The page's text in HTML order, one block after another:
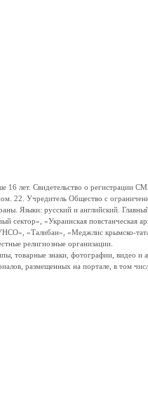
лет. Свидетельство о регистрации
22. Учредитель Общество с
Языки: русский и английский.
сектор», «Украинская
«Талибан», «Меджлис крымско-
религиозные организации.
товарные знаки, фотографии,
размещенных на портале, в том